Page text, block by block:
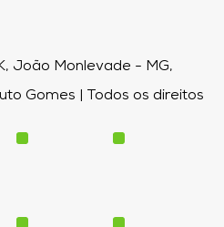
João Monlevade - MG,
Gomes | Todos os direitos